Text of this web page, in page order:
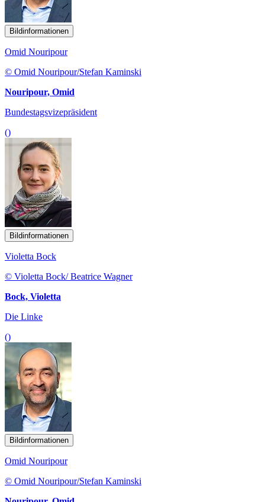
Bildinformationen
Omid Nouripour
© Omid Nouripour/Stefan Kaminski
Nouripour, Omid
Bundestagsvizepräsident
()
Bildinformationen
Violetta Bock
© Violetta Bock/ Beatrice Wagner
Bock, Violetta
Die Linke
()
Bildinformationen
Omid Nouripour
© Omid Nouripour/Stefan Kaminski